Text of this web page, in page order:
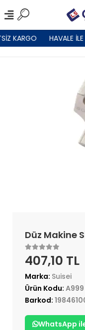
KARGO HAVALE
Düz Makine
407,10 TL
Marka: Suisei
Ürün Kodu: A999
Barkod:
WhatsApp